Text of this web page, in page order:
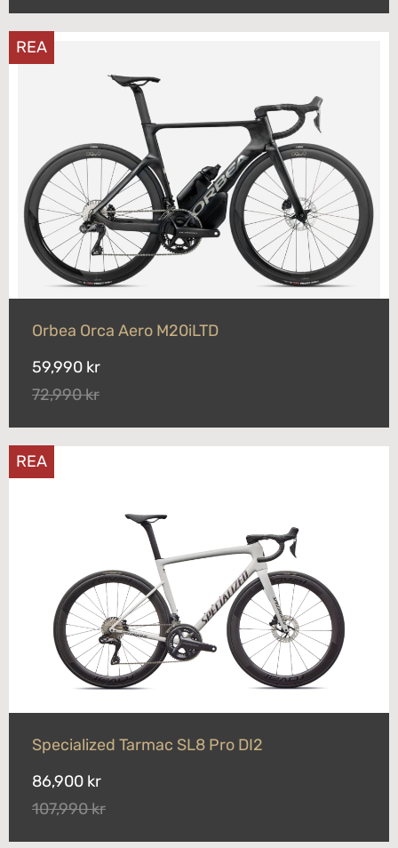
REA
Orbea Orca Aero M20iLTD
59,990 kr
72,990 kr
REA
Specialized Tarmac SL8 Pro DI2
86,900 kr
107,990 kr